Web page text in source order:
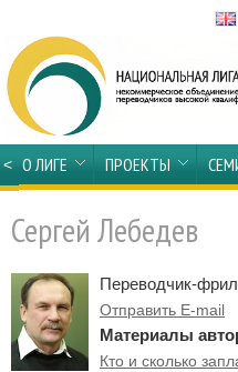
< О ЛИГЕ ПРОЕКТЫ
Сергей Лебедев
Переводчик-
Отправить E-mail
Материалы
Кто и сколько